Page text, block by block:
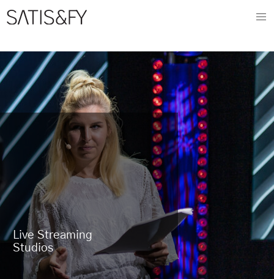
Live Streaming
Studios